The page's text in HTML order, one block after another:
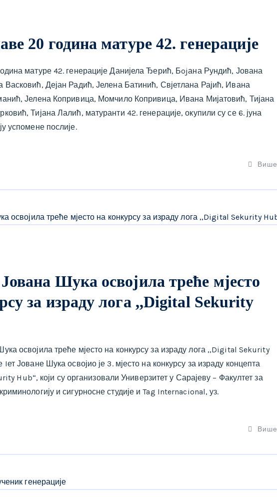
20 година матуре 42. генерације
матуре 42. генерације Данијела Ђерић, Бojана Рундић, Јована
Васковић, Дејан Радић, Јелена Батинић, Свјетлана Рајић, Ивана
Јелена Копривица, Момчило Копривица, Ивана Мијатовић, Тијана
Тијана Лалић, матуранти 42. генерације, окупили су се 6. јуна
успомене послије.
Више
Шука освојила треће мјесто
за израду лога ,,Digital Sekurity
освојила треће мјесто на конкурсу за израду лога ,,Digital Sekurity
Јоване Шука освојио је 3. мјесто на конкурсу за израду концепта
Hub“, који су организовали Универзитет у Сарајеву – Факултет за
и сигурносне студије и Tag Internacional, уз.
Више